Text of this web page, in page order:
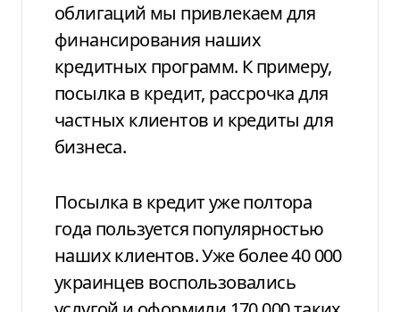
облигаций мы привлекаем для
финансирования наших
кредитных программ. К примеру,
посылка в кредит, рассрочка для
частных клиентов и кредиты для
бизнеса.
Посылка в кредит уже полтора
года пользуется популярностью
наших клиентов. Уже более 40 000
украинцев воспользовались